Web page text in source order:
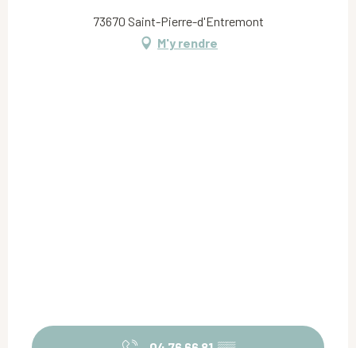
73670 Saint-Pierre-d'Entremont
M'y rendre